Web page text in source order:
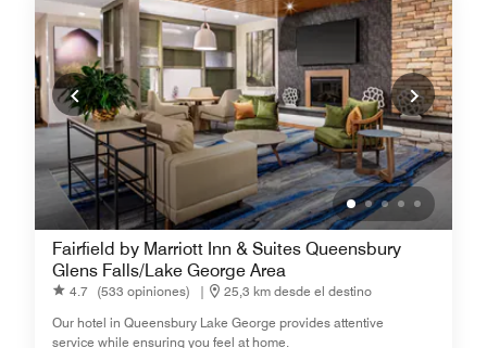
Fairfield by Marriott Inn & Suites Queensbury
Glens Falls/Lake George Area
4.7 (533 opiniones) |
25,3 km desde el destino
Our hotel in Queensbury Lake George provides attentive
service while ensuring you feel at home.